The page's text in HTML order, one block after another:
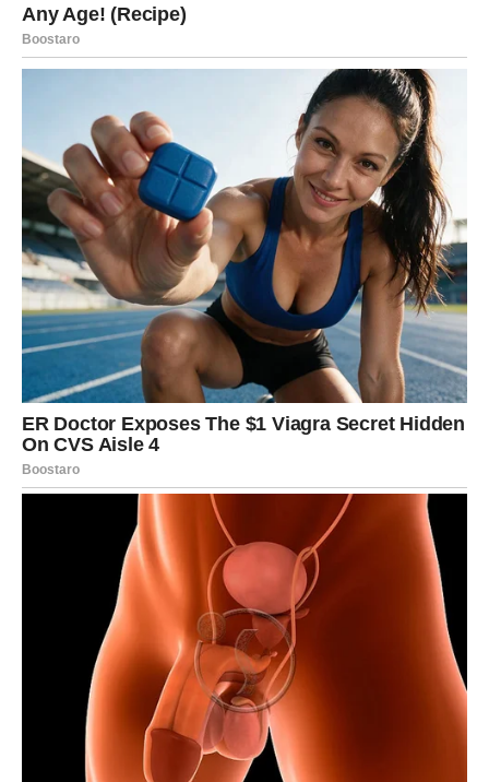
da ne moraš da se dokazuješ da bi te neko voleo.
U bliskoj budućnosti Rak ulazi u fazu kada se karmički
Sve ono što si ranije dobijao/la kao mrvice — sada dolazi
u punoj meri.
Kako dolazi srodna duša?
Rakova srodna duša dolazi onda kada Rak konačno
prestane da juri ljubav — i počne da bira mir.
Može doći kroz:
porodična okupljanja ili poznanstvo preko prijatelja
povratak u stari kraj, mesto ili kontakt iz prošlosti
potpuno neočekivani razgovor koji preraste u nešto
situaciju u kojoj ti „pomaže“ ili ti pomažeš nekome, pa se
veza rodi prirodno
Kako ćeš je prepoznati?
Neće te zbunjivati. Neće ti slati mešovite signale. Neće te
držati u neizvesnosti.